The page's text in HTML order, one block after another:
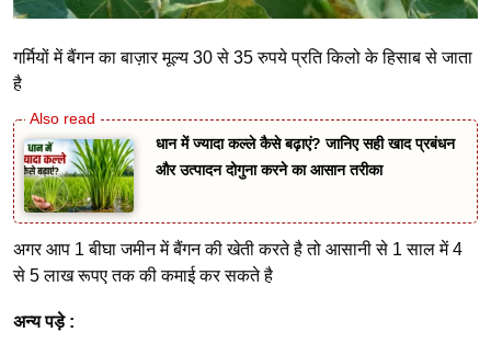
गर्मियों में बैंगन का बाज़ार मूल्य 30 से 35 रुपये प्रति किलो के हिसाब से जाता
है
धान में ज्यादा कल्ले कैसे बढ़ाएं? जानिए सही खाद प्रबंधन
और उत्पादन दोगुना करने का आसान तरीका
अगर आप 1 बीघा जमीन में बैंगन की खेती करते है तो आसानी से 1 साल में 4
से 5 लाख रूपए तक की कमाई कर सकते है
अन्य पड़े :